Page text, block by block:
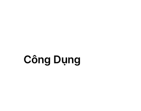
Công Dụng